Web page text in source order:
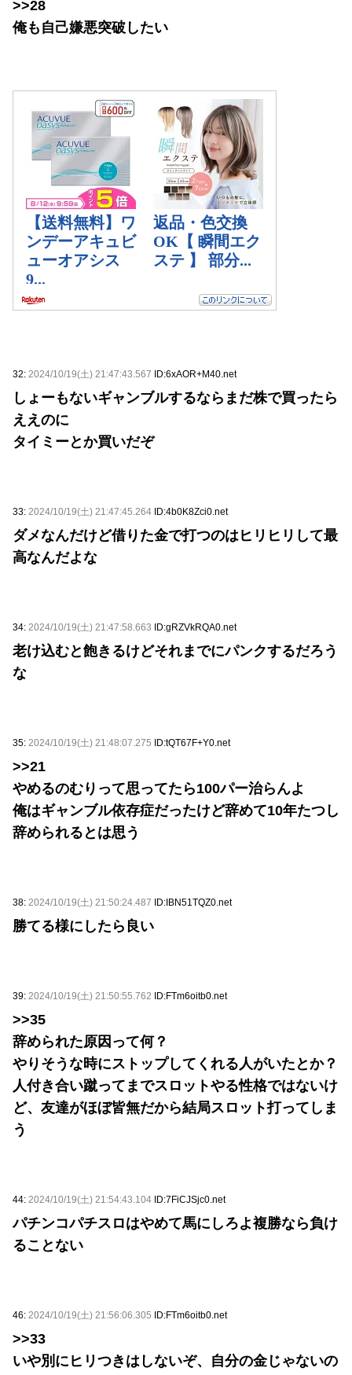
>>28
俺も自己嫌悪突破したい
32: 2024/10/19(土) 21:47:43.567 ID:6xAOR+M40.net
しょーもないギャンブルするならまだ株で買ったら
ええのに
タイミーとか買いだぞ
33: 2024/10/19(土) 21:47:45.264 ID:4b0K8Zci0.net
ダメなんだけど借りた金で打つのはヒリヒリして最
高なんだよな
34: 2024/10/19(土) 21:47:58.663 ID:gRZVkRQA0.net
老け込むと飽きるけどそれまでにパンクするだろう
な
35: 2024/10/19(土) 21:48:07.275 ID:tQT67F+Y0.net
>>21
やめるのむりって思ってたら100パー治らんよ
俺はギャンブル依存症だったけど辞めて10年たつし
辞められるとは思う
38: 2024/10/19(土) 21:50:24.487 ID:IBN51TQZ0.net
勝てる様にしたら良い
39: 2024/10/19(土) 21:50:55.762 ID:FTm6oitb0.net
>>35
辞められた原因って何？
やりそうな時にストップしてくれる人がいたとか？
人付き合い蹴ってまでスロットやる性格ではないけ
ど、友達がほぼ皆無だから結局スロット打ってしま
う
44: 2024/10/19(土) 21:54:43.104 ID:7FiCJSjc0.net
パチンコパチスロはやめて馬にしろよ複勝なら負け
ることない
46: 2024/10/19(土) 21:56:06.305 ID:FTm6oitb0.net
>>33
いや別にヒリつきはしないぞ、自分の金じゃないの